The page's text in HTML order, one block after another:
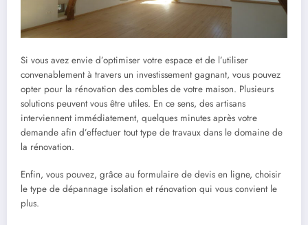
Si vous avez envie d’optimiser votre espace et de l’utiliser
convenablement à travers un investissement gagnant, vous pouvez
opter pour la rénovation des combles de votre maison. Plusieurs
solutions peuvent vous être utiles. En ce sens, des artisans
interviennent immédiatement, quelques minutes après votre
demande afin d’effectuer tout type de travaux dans le domaine de
la rénovation.
Enfin, vous pouvez, grâce au formulaire de devis en ligne, choisir
le type de dépannage isolation et rénovation qui vous convient le
plus.